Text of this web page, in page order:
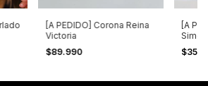
[A PEDIDO] Corona Reina
Victoria
$89.990
[A